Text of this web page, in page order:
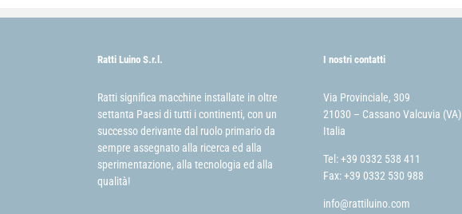
Ratti Luino S.r.l.
Ratti significa macchine installate in oltre
settanta Paesi di tutti i continenti, con un
successo derivante dal ruolo primario da
sempre assegnato alla ricerca ed alla
sperimentazione, alla tecnologia ed alla
qualità!
I nostri contatti
Via Provinciale, 309
21030 – Cassano Valcuvia (VA)
Italia
Tel: +39 0332 538 411
Fax: +39 0332 530 988
info@rattiluino.com